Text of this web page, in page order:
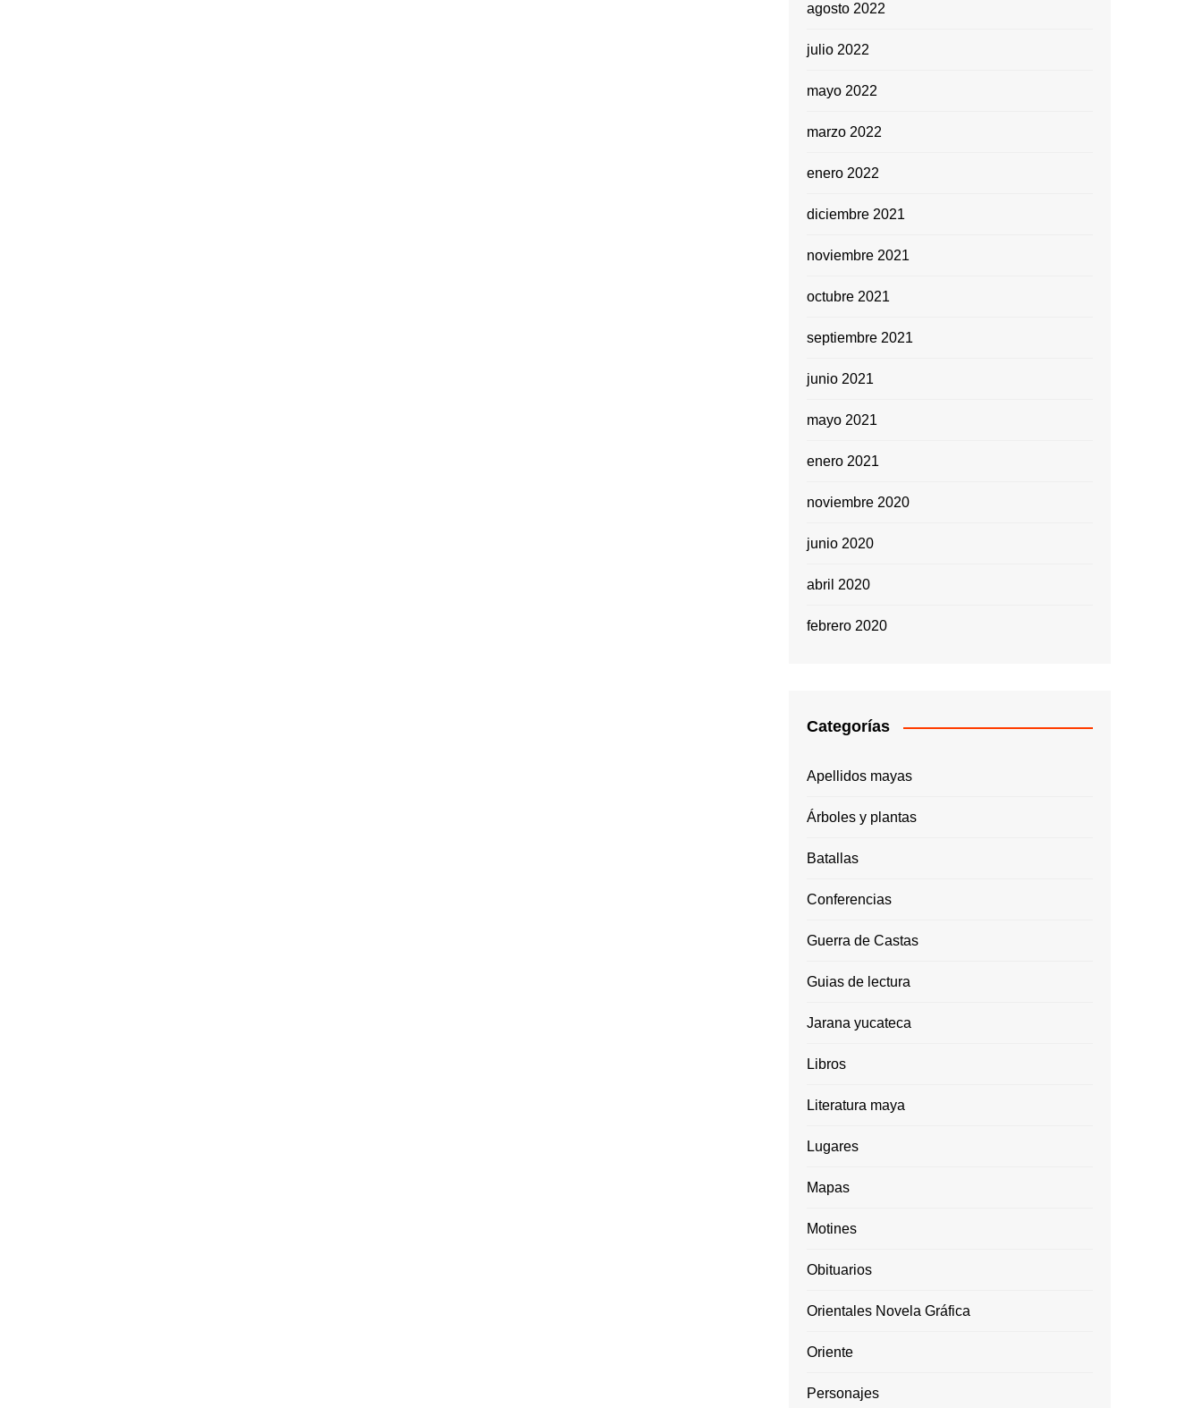
agosto 2022
julio 2022
mayo 2022
marzo 2022
enero 2022
diciembre 2021
noviembre 2021
octubre 2021
septiembre 2021
junio 2021
mayo 2021
enero 2021
noviembre 2020
junio 2020
abril 2020
febrero 2020
Categorías
Apellidos mayas
Árboles y plantas
Batallas
Conferencias
Guerra de Castas
Guias de lectura
Jarana yucateca
Libros
Literatura maya
Lugares
Mapas
Motines
Obituarios
Orientales Novela Gráfica
Oriente
Personajes